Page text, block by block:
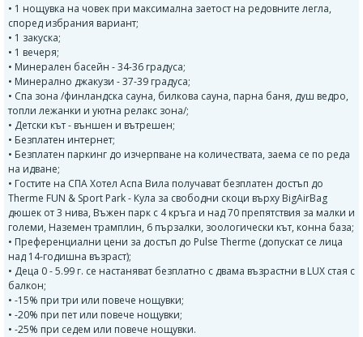
• 1 нощувка на човек при максимална заетост на редовните легла,
според избрания вариант;
• 1 закуска;
• 1 вечеря;
• Минерален басейн - 34-36 градуса;
• Минерално джакузи - 37-39 градуса;
• Спа зона /финландска сауна, билкова сауна, парна баня, душ ведро,
топли лежанки и уютна релакс зона/;
• Детски кът - външен и вътрешен;
• Безплатен интернет;
• Безплатен паркинг до изчерпване на количествата, заема се по реда
на идване;
• Гостите на СПА Хотел Аспа Вила получават безплатен достъп до
Therme FUN & Sport Park - Кула за свободни скоци върху BigAirBag
дюшек от 3 нива, Въжен парк с 4 кръга и над 70 препятствия за малки и
големи, Наземен трамплин, 6 пързалки, зоологически кът, конна база;
• Преференциални цени за достъп до Pulse Therme (допускат се лица
над 14-годишна възраст);
• Деца 0 - 5.99 г. се настаняват безплатно с двама възрастни в LUX стая с
балкон;
• -15% при три или повече нощувки;
• -20% при пет или повече нощувки;
• -25% при седем или повече нощувки.